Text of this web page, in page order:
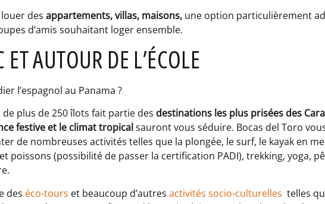
des appartements, villas, maisons, une option particulièrement
d’amis souhaitant loger ensemble.
ET AUTOUR DE L’ÉCOLE
l’espagnol au Panama ?
plus de 250 îlots fait partie des destinations les plus prisées des
festive et le climat tropicalsauront vous séduire. Bocas del Toro
de nombreuses activités telles que la plongée, le surf, le kayak en
poissons (possibilité de passer la certification PADI), trekking, yoga,
des éco-tours et beaucoup d’autres activités socio-culturelles telles